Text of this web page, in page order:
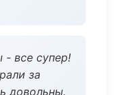
- все супер!
за
довольны.